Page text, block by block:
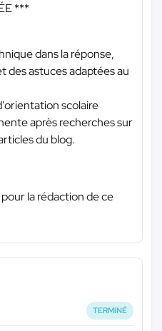
***
dans la réponse,
des astuces adaptées au
scolaire
après recherches sur
du blog.
la rédaction de ce
TERMINÉ